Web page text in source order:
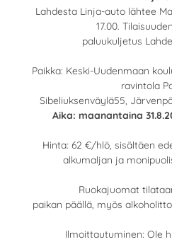
Lahdesta Linja-auto lähtee
17.00.
paluukuljetus
Paikka: Keski-Uudenmaan
ravintola
Sibeliuksenväylä55,
Aika: maanantaina
Hinta: 62 €/hlö, sisältäen
alkumaljan ja
Ruokajuomat
paikan päällä, myös
Ilmoittautuminen: Ole